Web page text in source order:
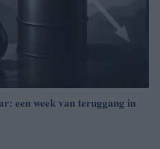
een week van teruggang in